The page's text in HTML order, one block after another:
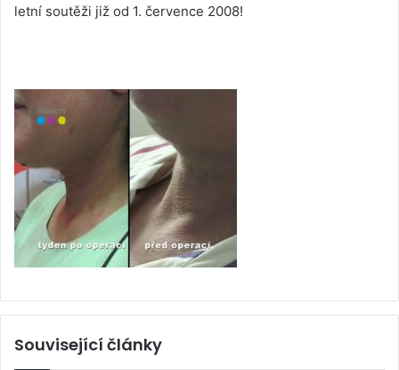
letní soutěži již od 1. července 2008!
Související články